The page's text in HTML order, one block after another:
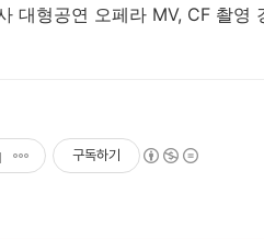
대형공연 오페라 MV, CF 촬영
구독하기